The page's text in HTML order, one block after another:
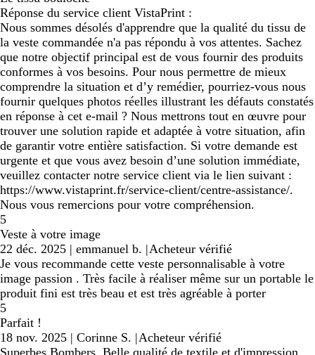
Réponse du service client VistaPrint :
Nous sommes désolés d'apprendre que la qualité du tissu de
la veste commandée n'a pas répondu à vos attentes. Sachez
que notre objectif principal est de vous fournir des produits
conformes à vos besoins. Pour nous permettre de mieux
comprendre la situation et d’y remédier, pourriez-vous nous
fournir quelques photos réelles illustrant les défauts constatés
en réponse à cet e-mail ? Nous mettrons tout en œuvre pour
trouver une solution rapide et adaptée à votre situation, afin
de garantir votre entière satisfaction. Si votre demande est
urgente et que vous avez besoin d’une solution immédiate,
veuillez contacter notre service client via le lien suivant :
https://www.vistaprint.fr/service-client/centre-assistance/.
Nous vous remercions pour votre compréhension.
5
Veste à votre image
22 déc. 2025 | emmanuel b. |Acheteur vérifié
Je vous recommande cette veste personnalisable à votre
image passion . Très facile à réaliser même sur un portable le
produit fini est très beau et est très agréable à porter
5
Parfait !
18 nov. 2025 | Corinne S. |Acheteur vérifié